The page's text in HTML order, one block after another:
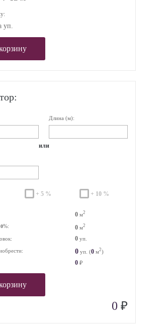
уп.
Длина (м):
или
+ 5 % + 10 %
0 м2
0%: 0 м2
0 уп.
0 уп. (0 м2)
0 ₽
0 ₽